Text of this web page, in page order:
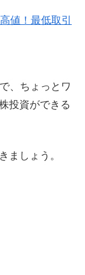
値！最低取引
、ちょっとワ
投資ができる
ましょう。